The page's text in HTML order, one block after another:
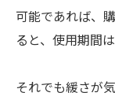
可能であれば、
ると、使用期間
それでも緩さが